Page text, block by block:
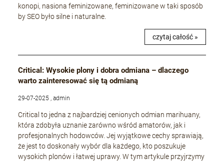
konopi, nasiona feminizowane, feminizowane w taki sposób
by SEO było silne i naturalne.
czytaj całość »
Critical: Wysokie plony i dobra odmiana – dlaczego
warto zainteresować się tą odmianą
29-07-2025 , admin
Critical to jedna z najbardziej cenionych odmian marihuany,
która zdobyła uznanie zarówno wśród amatorów, jak i
profesjonalnych hodowców. Jej wyjątkowe cechy sprawiają,
że jest to doskonały wybór dla każdego, kto poszukuje
wysokich plonów i łatwej uprawy. W tym artykule przyjrzymy